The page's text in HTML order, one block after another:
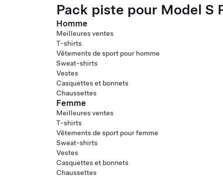
Pack piste pour Model S
Homme
Meilleures ventes
T-shirts
Vêtements de sport pour homme
Sweat-shirts
Vestes
Casquettes et bonnets
Chaussettes
Femme
Meilleures ventes
T-shirts
Vêtements de sport pour femme
Sweat-shirts
Vestes
Casquettes et bonnets
Chaussettes